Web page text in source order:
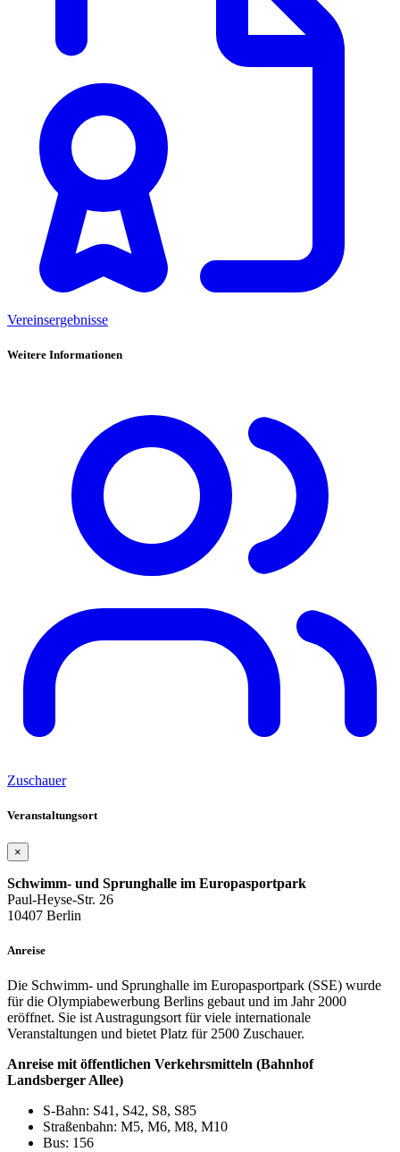
Vereinsergebnisse
Weitere Informationen
Zuschauer
Veranstaltungsort
×
Schwimm- und Sprunghalle im Europasportpark
Paul-Heyse-Str. 26
10407 Berlin
Anreise
Die Schwimm- und Sprunghalle im Europasportpark (SSE) wurde
für die Olympiabewerbung Berlins gebaut und im Jahr 2000
eröffnet. Sie ist Austragungsort für viele internationale
Veranstaltungen und bietet Platz für 2500 Zuschauer.
Anreise mit öffentlichen Verkehrsmitteln (Bahnhof
Landsberger Allee)
S-Bahn: S41, S42, S8, S85
Straßenbahn: M5, M6, M8, M10
Bus: 156